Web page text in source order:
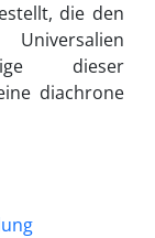
die den
dieser
diachrone